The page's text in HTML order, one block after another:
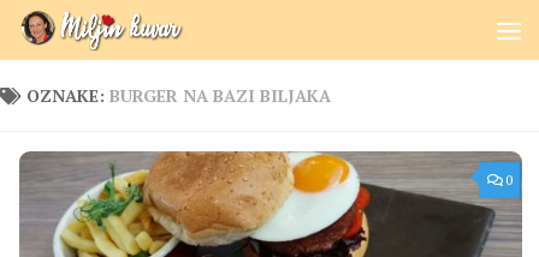
Skip to content
OZNAKE: BURGER NA BAZI BILJAKA
0